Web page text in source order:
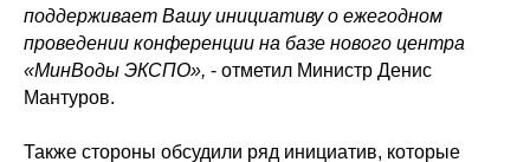
поддерживает Вашу инициативу о ежегодном
проведении конференции на базе нового центра
«МинВоды ЭКСПО», - отметил Министр Денис
Мантуров.
Также стороны обсудили ряд инициатив, которые